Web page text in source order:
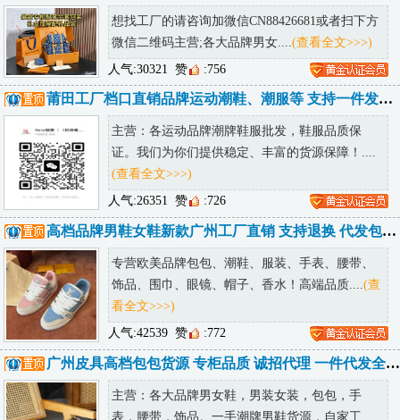
想找工厂的请咨询加微信CN88426681或者扫下方
微信二维码主营;各大品牌男女.... (查看全文>>>)
人气:30321 赞 :756
莆田工厂档口直销品牌运动潮鞋、潮服等 支持一件发货 提供精修实拍
主营：各运动品牌潮牌鞋服批发，鞋服品质保
证。我们为你们提供稳定、丰富的货源保障！....
(查看全文>>>)
人气:26351 赞 :726
高档品牌男鞋女鞋新款广州工厂直销 支持退换 代发包邮 诚招代理
专营欧美品牌包包、潮鞋、服装、手表、腰带、
饰品、围巾、眼镜、帽子、香水！高端品质....(查
看全文>>>)
人气:42539 赞 :772
广州皮具高档包包货源 专柜品质 诚招代理 一件代发全球可达
主营：各大品牌男女鞋，男装女装，包包，手
表，腰带，饰品。一手潮牌男鞋货源，自家工....